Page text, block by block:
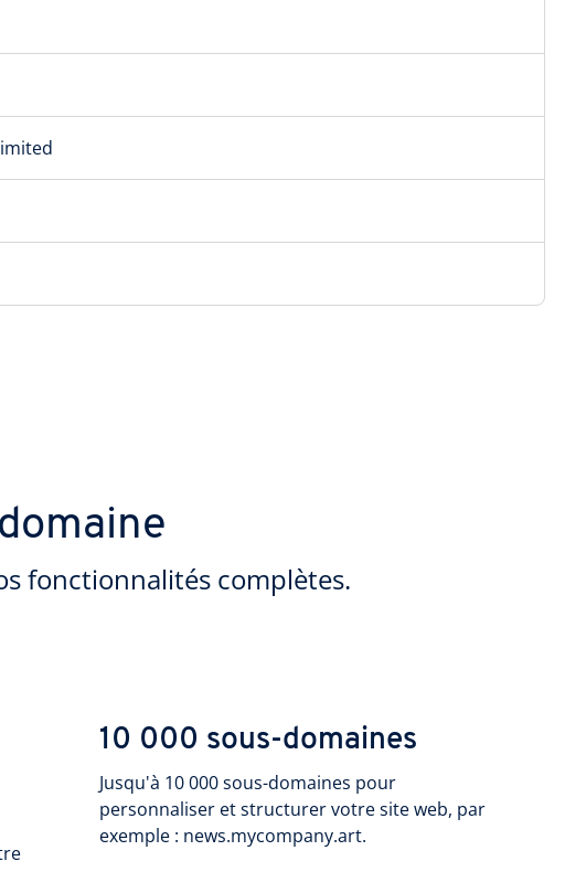
fonctionnalités complètes.
10 000 sous-domaines
Jusqu'à 10 000 sous-domaines pour
personnaliser et structurer votre site web, par
exemple : news.mycompany.art.